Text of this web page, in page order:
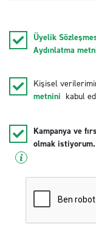
Üyelik
Aydınlatma
Kişisel
metnini kabul
Kampanya ve
olmak istiyorum.